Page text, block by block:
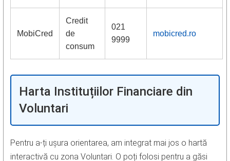
MobiCred
Credit
de
consum
021
9999
mobicred.ro
Harta Instituțiilor Financiare din
Voluntari
Pentru a-ți ușura orientarea, am integrat mai jos o hartă
interactivă cu zona Voluntari. O poți folosi pentru a găsi